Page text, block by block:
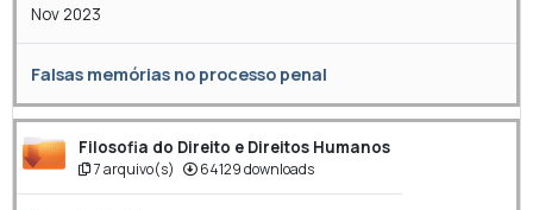
Nov 2023
Falsas memórias no processo penal
Filosofia do Direito e Direitos Humanos
7 arquivo(s) 64129 downloads